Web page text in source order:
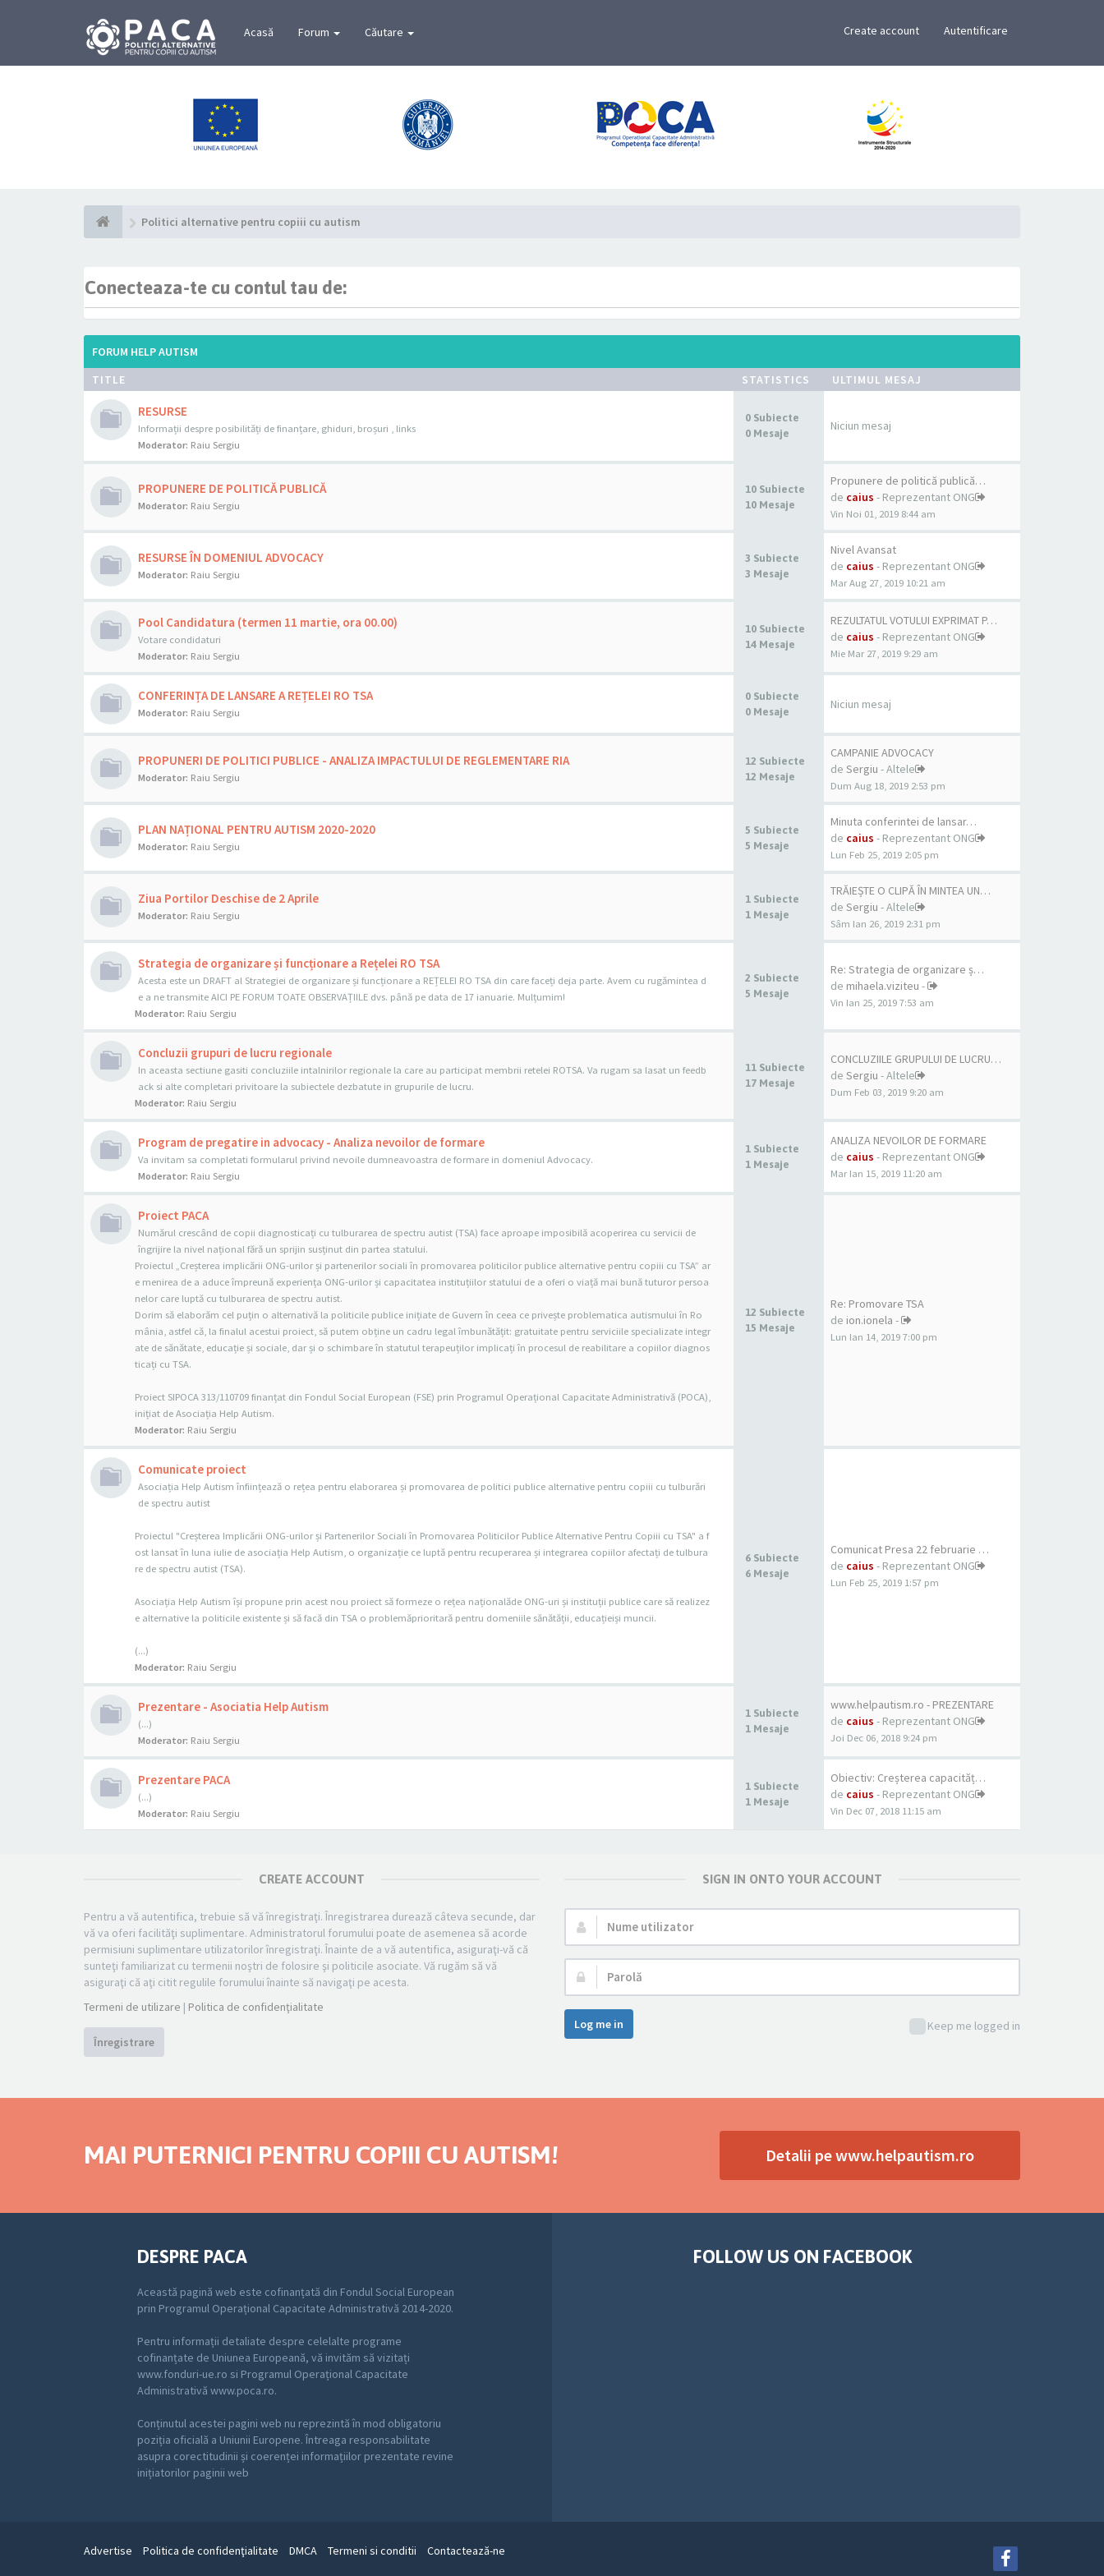
Acasă Forum Căutare Create account Autentificare
Politici alternative pentru copiii cu autism
Conecteaza-te cu contul tau de:
FORUM HELP AUTISM
TITLE
STATISTICS ULTIMUL MESAJ
RESURSE
Informații despre posibilități de finanțare, ghiduri, broșuri , links
Moderator: Raiu Sergiu
0 Subiecte
0 Mesaje
Niciun mesaj
PROPUNERE DE POLITICĂ PUBLICĂ
Moderator: Raiu Sergiu
10 Subiecte
10 Mesaje
Propunere de politică publică…
de caius - Reprezentant ONG
Vin Noi 01, 2019 8:44 am
RESURSE ÎN DOMENIUL ADVOCACY
Moderator: Raiu Sergiu
3 Subiecte
3 Mesaje
Nivel Avansat
de caius - Reprezentant ONG
Mar Aug 27, 2019 10:21 am
Pool Candidatura (termen 11 martie, ora 00.00)
Votare condidaturi
Moderator: Raiu Sergiu
10 Subiecte
14 Mesaje
REZULTATUL VOTULUI EXPRIMAT P…
de caius - Reprezentant ONG
Mie Mar 27, 2019 9:29 am
CONFERINȚA DE LANSARE A REȚELEI RO TSA
Moderator: Raiu Sergiu
0 Subiecte
0 Mesaje
Niciun mesaj
PROPUNERI DE POLITICI PUBLICE - ANALIZA IMPACTULUI DE REGLEMENTARE RIA
Moderator: Raiu Sergiu
12 Subiecte
12 Mesaje
CAMPANIE ADVOCACY
de Sergiu - Altele
Dum Aug 18, 2019 2:53 pm
PLAN NAȚIONAL PENTRU AUTISM 2020-2020
Moderator: Raiu Sergiu
5 Subiecte
5 Mesaje
Minuta conferintei de lansar…
de caius - Reprezentant ONG
Lun Feb 25, 2019 2:05 pm
Ziua Portilor Deschise de 2 Aprile
Moderator: Raiu Sergiu
1 Subiecte
1 Mesaje
TRĂIEȘTE O CLIPĂ ÎN MINTEA UN…
de Sergiu - Altele
Sâm Ian 26, 2019 2:31 pm
Strategia de organizare și funcționare a Rețelei RO TSA
Acesta este un DRAFT al Strategiei de organizare și funcționare a REȚELEI RO TSA din care faceți deja parte. Avem cu rugămintea d
e a ne transmite AICI PE FORUM TOATE OBSERVAȚIILE dvs. până pe data de 17 ianuarie. Mulțumim!
Moderator: Raiu Sergiu
2 Subiecte
5 Mesaje
Re: Strategia de organizare ș…
de mihaela.viziteu -
Vin Ian 25, 2019 7:53 am
Concluzii grupuri de lucru regionale
In aceasta sectiune gasiti concluziile intalnirilor regionale la care au participat membrii retelei ROTSA. Va rugam sa lasat un feedb
ack si alte completari privitoare la subiectele dezbatute in grupurile de lucru.
Moderator: Raiu Sergiu
11 Subiecte
17 Mesaje
CONCLUZIILE GRUPULUI DE LUCRU…
de Sergiu - Altele
Dum Feb 03, 2019 9:20 am
Program de pregatire in advocacy - Analiza nevoilor de formare
Va invitam sa completati formularul privind nevoile dumneavoastra de formare in domeniul Advocacy.
Moderator: Raiu Sergiu
1 Subiecte
1 Mesaje
ANALIZA NEVOILOR DE FORMARE
de caius - Reprezentant ONG
Mar Ian 15, 2019 11:20 am
Proiect PACA
Numărul crescând de copii diagnosticați cu tulburarea de spectru autist (TSA) face aproape imposibilă acoperirea cu servicii de
îngrijire la nivel național fără un sprijin susținut din partea statului.
Proiectul „Creșterea implicării ONG-urilor și partenerilor sociali în promovarea politicilor publice alternative pentru copiii cu TSA” ar
e menirea de a aduce împreună experiența ONG-urilor și capacitatea instituțiilor statului de a oferi o viață mai bună tuturor persoa
nelor care luptă cu tulburarea de spectru autist.
Dorim să elaborăm cel puțin o alternativă la politicile publice inițiate de Guvern în ceea ce privește problematica autismului în Ro
mânia, astfel că, la finalul acestui proiect, să putem obține un cadru legal îmbunătățit: gratuitate pentru serviciile specializate integr
ate de sănătate, educație și sociale, dar și o schimbare în statutul terapeuților implicați în procesul de reabilitare a copiilor diagnos
ticați cu TSA.
Proiect SIPOCA 313/110709 finanțat din Fondul Social European (FSE) prin Programul Operațional Capacitate Administrativă (POCA),
inițiat de Asociația Help Autism.
Moderator: Raiu Sergiu
12 Subiecte
15 Mesaje
Re: Promovare TSA
de ion.ionela -
Lun Ian 14, 2019 7:00 pm
Comunicate proiect
Asociația Help Autism înființează o rețea pentru elaborarea și promovarea de politici publice alternative pentru copiii cu tulburări
de spectru autist
Proiectul "Creșterea Implicării ONG-urilor și Partenerilor Sociali în Promovarea Politicilor Publice Alternative Pentru Copiii cu TSA" a f
ost lansat în luna iulie de asociația Help Autism, o organizație ce luptă pentru recuperarea și integrarea copiilor afectați de tulbura
re de spectru autist (TSA).
Asociația Help Autism își propune prin acest nou proiect să formeze o rețea naționalăde ONG-uri și instituții publice care să realizez
e alternative la politicile existente și să facă din TSA o problemăprioritară pentru domeniile sănătății, educațieiși muncii.
(...)
Moderator: Raiu Sergiu
6 Subiecte
6 Mesaje
Comunicat Presa 22 februarie …
de caius - Reprezentant ONG
Lun Feb 25, 2019 1:57 pm
Prezentare - Asociatia Help Autism
(...)
Moderator: Raiu Sergiu
1 Subiecte
1 Mesaje
www.helpautism.ro - PREZENTARE
de caius - Reprezentant ONG
Joi Dec 06, 2018 9:24 pm
Prezentare PACA
(...)
Moderator: Raiu Sergiu
1 Subiecte
1 Mesaje
Obiectiv: Creșterea capacităț…
de caius - Reprezentant ONG
Vin Dec 07, 2018 11:15 am
CREATE ACCOUNT
Pentru a vă autentifica, trebuie să vă înregistraţi. Înregistrarea durează câteva secunde, dar
vă va oferi facilităţi suplimentare. Administratorul forumului poate de asemenea să acorde
permisiuni suplimentare utilizatorilor înregistraţi. Înainte de a vă autentifica, asiguraţi-vă că
sunteţi familiarizat cu termenii noştri de folosire şi politicile asociate. Vă rugăm să vă
asiguraţi că aţi citit regulile forumului înainte să navigaţi pe acesta.
Termeni de utilizare | Politica de confidenţialitate
Înregistrare
SIGN IN ONTO YOUR ACCOUNT
Nume
utilizator:
Parolă:
Keep me logged in
Log me in
MAI PUTERNICI PENTRU COPIII CU AUTISM! Detalii pe www.helpautism.ro
DESPRE PACA
Această pagină web este cofinanțată din Fondul Social European
prin Programul Operațional Capacitate Administrativă 2014-2020.
Pentru informații detaliate despre celelalte programe
cofinanțate de Uniunea Europeană, vă invităm să vizitați
www.fonduri-ue.ro si Programul Operațional Capacitate
Administrativă www.poca.ro.
Conținutul acestei pagini web nu reprezintă în mod obligatoriu
poziția oficială a Uniunii Europene. Întreaga responsabilitate
asupra corectitudinii și coerenței informațiilor prezentate revine
inițiatorilor paginii web
FOLLOW US ON FACEBOOK
Advertise Politica de confidenţialitate DMCA Termeni si conditii Contactează-ne